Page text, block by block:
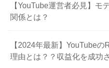
【YouTube運営者必見】モ
関係とは？
【2024年最新】YouTube
理由とは？？収益化を成功